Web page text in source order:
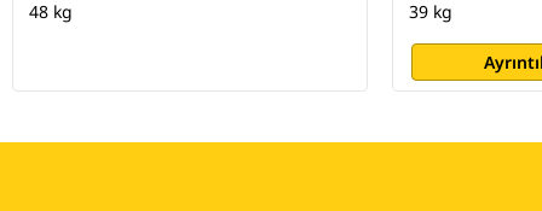
48 kg 39 kg